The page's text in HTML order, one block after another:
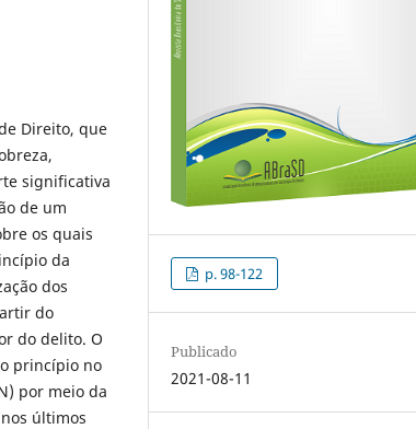
Direito, que
significativa
de um
os quais
da
dos
do
do delito. O
princípio no
por meio da
últimos
p. 98-122
Publicado
2021-08-11